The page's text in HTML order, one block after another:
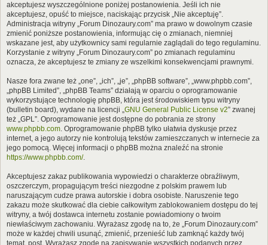
akceptujesz wyszczególnione poniżej postanowienia. Jeśli ich nie
akceptujesz, opuść to miejsce, naciskając przycisk „Nie akceptuję”.
Administracja witryny „Forum Dinozaury.com” ma prawo w dowolnym czasie
zmienić poniższe postanowienia, informując cię o zmianach, niemniej
wskazane jest, aby użytkownicy sami regularnie zaglądali do tego regulaminu.
Korzystanie z witryny „Forum Dinozaury.com” po zmianach regulaminu
oznacza, że akceptujesz te zmiany ze wszelkimi konsekwencjami prawnymi.
Nasze fora zwane też „one”, „ich”, „je”, „phpBB software”, „www.phpbb.com”,
„phpBB Limited”, „phpBB Teams” działają w oparciu o oprogramowanie
wykorzystujące technologię phpBB, która jest środowiskiem typu witryny
(bulletin board), wydane na licencji „GNU General Public License v2” zwanej
też „GPL”. Oprogramowanie jest dostępne do pobrania ze strony
www.phpbb.com. Oprogramowanie phpBB tylko ułatwia dyskusje przez
internet, a jego autorzy nie kontrolują tekstów zamieszczanych w internecie za
jego pomocą. Więcej informacji o phpBB można znaleźć na stronie
https://www.phpbb.com/.
Akceptujesz zakaz publikowania wypowiedzi o charakterze obraźliwym,
oszczerczym, propagującym treści niezgodne z polskim prawem lub
naruszającym cudze prawa autorskie i dobra osobiste. Naruszenie tego
zakazu może skutkować dla ciebie całkowitym zablokowaniem dostępu do tej
witryny, a twój dostawca internetu zostanie powiadomiony o twoim
niewłaściwym zachowaniu. Wyrażasz zgodę na to, że „Forum Dinozaury.com”
może w każdej chwili usunąć, zmienić, przenieść lub zamknąć każdy twój
temat, post. Wyrażasz zgodę na zapisywanie wszystkich podanych przez